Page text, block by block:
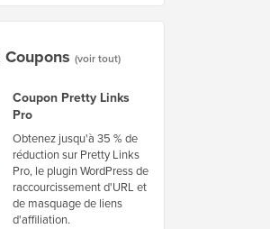
(voir tout)
Coupon Pretty Links
Pro
Obtenez jusqu'à 35 % de
réduction sur Pretty Links
Pro, le plugin WordPress de
raccourcissement d'URL et
de masquage de liens
d'affiliation.